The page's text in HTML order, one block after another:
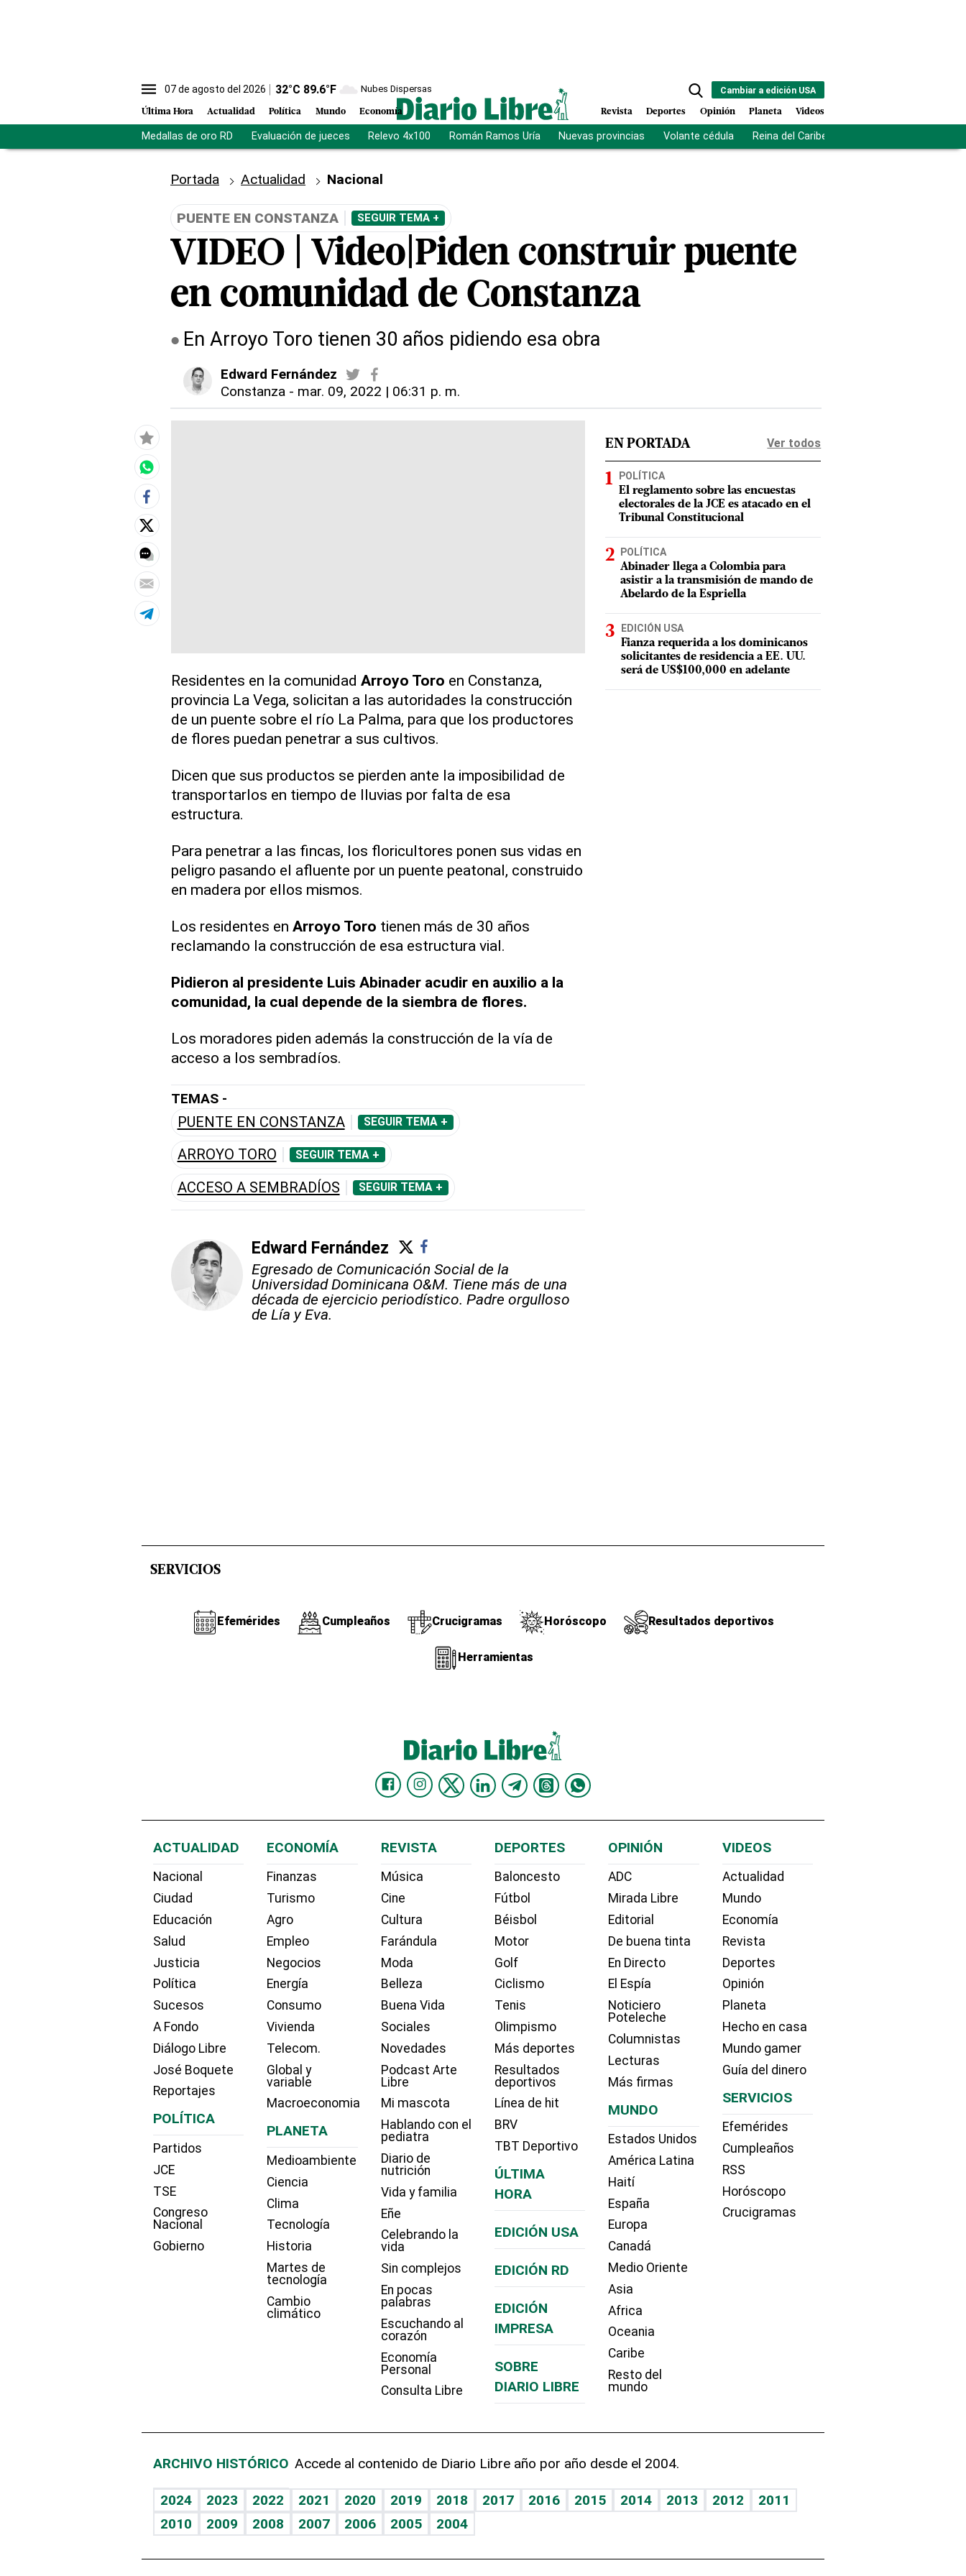
07 de agosto del 2026 32°C 89.6°F Nubes Dispersas
Última Hora Actualidad Política Mundo Economía
Cambiar a edición USA
Revista Deportes Opinión Planeta Videos
Medallas de oro RD Evaluación de jueces Relevo 4x100 Román Ramos Uría Nuevas provincias Volante cédula Reina del Caribe
Portada Actualidad Nacional
PUENTE EN CONSTANZA SEGUIR TEMA +
VIDEO | Video|Piden construir puente
en comunidad de Constanza
En Arroyo Toro tienen 30 años pidiendo esa obra
Edward Fernández
Constanza - mar. 09, 2022 | 06:31 p. m.
Residentes en la comunidad Arroyo Toro en Constanza,
provincia La Vega, solicitan a las autoridades la construcción
de un puente sobre el río La Palma, para que los productores
de flores puedan penetrar a sus cultivos.
Dicen que sus productos se pierden ante la imposibilidad de
transportarlos en tiempo de lluvias por falta de esa
estructura.
Para penetrar a las fincas, los floricultores ponen sus vidas en
peligro pasando el afluente por un puente peatonal, construido
en madera por ellos mismos.
Los residentes en Arroyo Toro tienen más de 30 años
reclamando la construcción de esa estructura vial.
Pidieron al presidente Luis Abinader acudir en auxilio a la
comunidad, la cual depende de la siembra de flores.
Los moradores piden además la construcción de la vía de
acceso a los sembradíos.
TEMAS -
PUENTE EN CONSTANZA SEGUIR TEMA +
ARROYO TORO SEGUIR TEMA +
ACCESO A SEMBRADÍOS SEGUIR TEMA +
Edward Fernández
Egresado de Comunicación Social de la
Universidad Dominicana O&M. Tiene más de una
década de ejercicio periodístico. Padre orgulloso
de Lía y Eva.
EN PORTADA Ver todos
POLÍTICA
El reglamento sobre las encuestas
electorales de la JCE es atacado en el
Tribunal Constitucional
POLÍTICA
Abinader llega a Colombia para
asistir a la transmisión de mando de
Abelardo de la Espriella
EDICIÓN USA
Fianza requerida a los dominicanos
solicitantes de residencia a EE. UU.
será de US$100,000 en adelante
SERVICIOS
Efemérides Cumpleaños Crucigramas Horóscopo Resultados deportivos
Herramientas
ACTUALIDAD
Nacional
Ciudad
Educación
Salud
Justicia
Política
Sucesos
A Fondo
Diálogo Libre
José Boquete
Reportajes
POLÍTICA
Partidos
JCE
TSE
Congreso
Nacional
Gobierno
ECONOMÍA
Finanzas
Turismo
Agro
Empleo
Negocios
Energía
Consumo
Vivienda
Telecom.
Global y
variable
Macroeconomia
PLANETA
Medioambiente
Ciencia
Clima
Tecnología
Historia
Martes de
tecnología
Cambio
climático
REVISTA
Música
Cine
Cultura
Farándula
Moda
Belleza
Buena Vida
Sociales
Novedades
Podcast Arte
Libre
Mi mascota
Hablando con el
pediatra
Diario de
nutrición
Vida y familia
Eñe
Celebrando la
vida
Sin complejos
En pocas
palabras
Escuchando al
corazón
Economía
Personal
Consulta Libre
DEPORTES
Baloncesto
Fútbol
Béisbol
Motor
Golf
Ciclismo
Tenis
Olimpismo
Más deportes
Resultados
deportivos
Línea de hit
BRV
TBT Deportivo
ÚLTIMA
HORA
EDICIÓN USA
EDICIÓN RD
EDICIÓN
IMPRESA
SOBRE
DIARIO LIBRE
OPINIÓN
ADC
Mirada Libre
Editorial
De buena tinta
En Directo
El Espía
Noticiero
Poteleche
Columnistas
Lecturas
Más firmas
MUNDO
Estados Unidos
América Latina
Haití
España
Europa
Canadá
Medio Oriente
Asia
Africa
Oceania
Caribe
Resto del
mundo
VIDEOS
Actualidad
Mundo
Economía
Revista
Deportes
Opinión
Planeta
Hecho en casa
Mundo gamer
Guía del dinero
SERVICIOS
Efemérides
Cumpleaños
RSS
Horóscopo
Crucigramas
ARCHIVO HISTÓRICO Accede al contenido de Diario Libre año por año desde el 2004.
2024 2023 2022 2021 2020 2019 2018 2017 2016 2015 2014 2013 2012
2011
2010
2009 2008 2007 2006 2005 2004